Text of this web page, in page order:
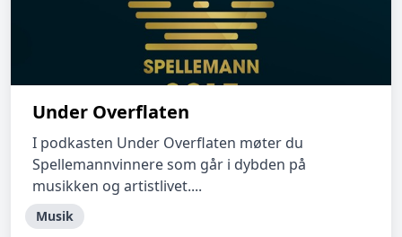
Under Overflaten
I podkasten Under Overflaten møter du
Spellemannvinnere som går i dybden på
musikken og artistlivet....
Musik